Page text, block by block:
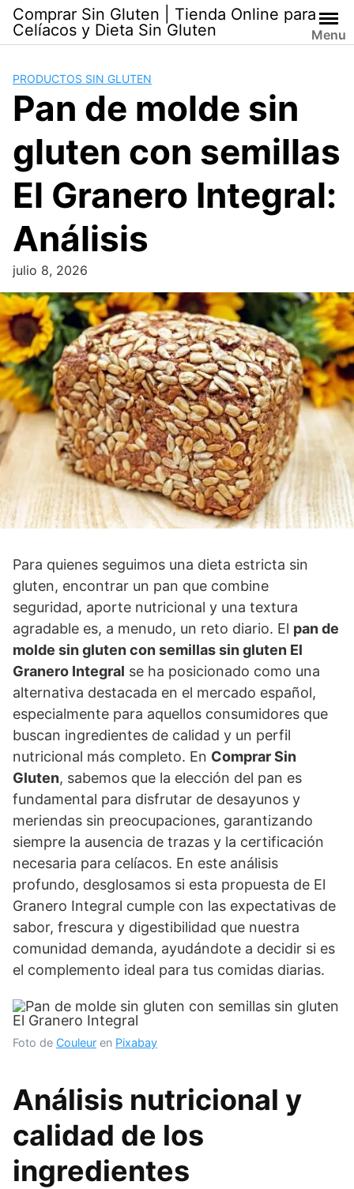
Skip
content
Comprar Sin Gluten | Tienda Online para
Celíacos y Dieta Sin Gluten
Menu
PRODUCTOS SIN GLUTEN
Pan de molde sin
gluten con semillas
El Granero Integral:
Análisis
julio 8, 2026
Para quienes seguimos una dieta estricta sin
gluten, encontrar un pan que combine
seguridad, aporte nutricional y una textura
agradable es, a menudo, un reto diario. El pan de
molde sin gluten con semillas sin gluten El
Granero Integral se ha posicionado como una
alternativa destacada en el mercado español,
especialmente para aquellos consumidores que
buscan ingredientes de calidad y un perfil
nutricional más completo. En Comprar Sin
Gluten, sabemos que la elección del pan es
fundamental para disfrutar de desayunos y
meriendas sin preocupaciones, garantizando
siempre la ausencia de trazas y la certificación
necesaria para celíacos. En este análisis
profundo, desglosamos si esta propuesta de El
Granero Integral cumple con las expectativas de
sabor, frescura y digestibilidad que nuestra
comunidad demanda, ayudándote a decidir si es
el complemento ideal para tus comidas diarias.
Foto de Couleur en Pixabay
Análisis nutricional y
calidad de los
ingredientes